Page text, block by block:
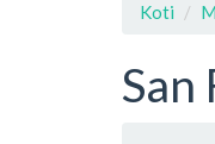
Koti